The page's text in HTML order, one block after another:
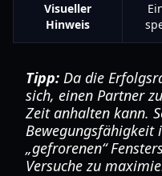
Visueller
Hinweis
Tipp: Da die
sich, einen Partner
Zeit anhalten kann.
Bewegungsfähigkeit
„gefrorenen“
Versuche zu